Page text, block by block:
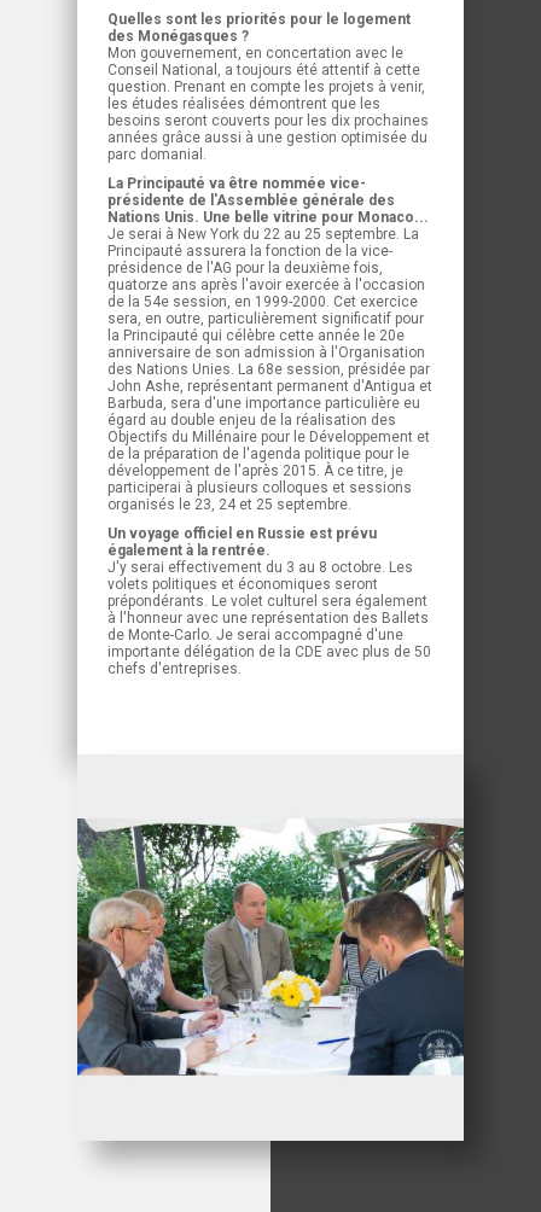
Quelles sont les priorités pour le logement
des Monégasques ?
Mon gouvernement, en concertation avec le
Conseil National, a toujours été attentif à cette
question. Prenant en compte les projets à venir,
les études réalisées démontrent que les
besoins seront couverts pour les dix prochaines
années grâce aussi à une gestion optimisée du
parc domanial.
La Principauté va être nommée vice-
présidente de l'Assemblée générale des
Nations Unis. Une belle vitrine pour Monaco...
Je serai à New York du 22 au 25 septembre. La
Principauté assurera la fonction de la vice-
présidence de l'AG pour la deuxième fois,
quatorze ans après l'avoir exercée à l'occasion
de la 54e session, en 1999-2000. Cet exercice
sera, en outre, particulièrement significatif pour
la Principauté qui célèbre cette année le 20e
anniversaire de son admission à l'Organisation
des Nations Unies. La 68e session, présidée par
John Ashe, représentant permanent d'Antigua et
Barbuda, sera d'une importance particulière eu
égard au double enjeu de la réalisation des
Objectifs du Millénaire pour le Développement et
de la préparation de l'agenda politique pour le
développement de l'après 2015. À ce titre, je
participerai à plusieurs colloques et sessions
organisés le 23, 24 et 25 septembre.
Un voyage officiel en Russie est prévu
également à la rentrée.
J'y serai effectivement du 3 au 8 octobre. Les
volets politiques et économiques seront
prépondérants. Le volet culturel sera également
à l'honneur avec une représentation des Ballets
de Monte-Carlo. Je serai accompagné d'une
importante délégation de la CDE avec plus de 50
chefs d'entreprises.